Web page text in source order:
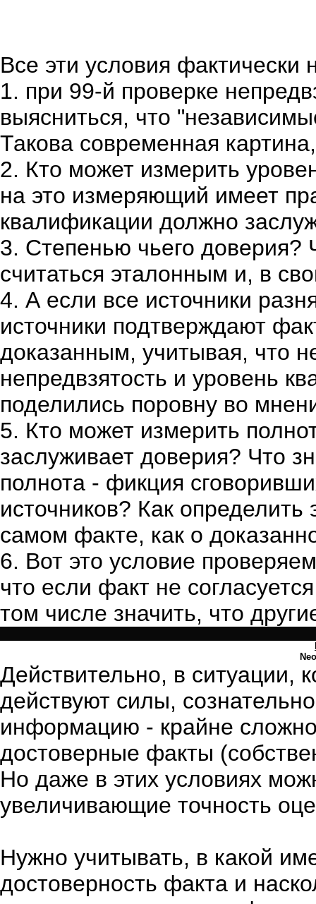
Все эти условия фактически
1. при 99-й проверке
выясниться, что
Такова современная
2. Кто может измерить
на это измеряющий имеет
квалификации должно
3. Степенью чьего доверия?
считаться эталонным и, в
4. А если все источники
источники подтверждают
доказанным, учитывая, что
непредвзятость и уровень
поделились поровну во
5. Кто может измерить
заслуживает доверия? Что
полнота - фикция
источников? Как
самом факте, как о
6. Вот это условие
что если факт не
том числе значить, что
Neo
Действительно, в ситуации,
действуют силы,
информацию - крайне
достоверные факты
Но даже в этих условиях
увеличивающие точность
Нужно учитывать, в какой
достоверность факта и